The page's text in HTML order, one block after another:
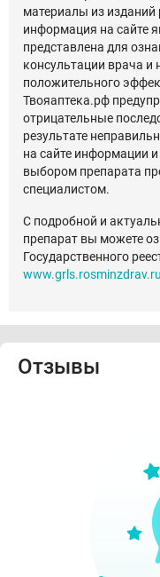
материалы из
информация на сайте
представлена для
консультации врача и
положительного
Твояаптека.рф
отрицательные
результате
на сайте информации
выбором препарата
специалистом.
С подробной и
препарат вы можете
Государственного
www.grls.rosminzdrav.ru
Отзывы